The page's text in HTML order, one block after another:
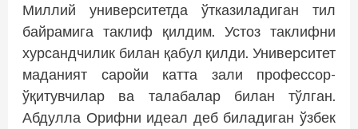
Миллий университетда ўтказиладиган тил
байрамига таклиф қилдим. Устоз таклифни
хурсандчилик билан қабул қилди. Университет
маданият саройи катта зали профессор-
ўқитувчилар ва талабалар билан тўлган.
Абдулла Орифни идеал деб биладиган ўзбек